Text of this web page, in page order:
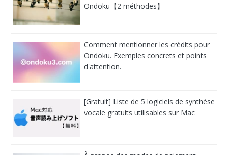
Ondoku【2 méthodes】
Comment mentionner les crédits pour
Ondoku. Exemples concrets et points
d'attention.
[Gratuit] Liste de 5 logiciels de synthèse
vocale gratuits utilisables sur Mac